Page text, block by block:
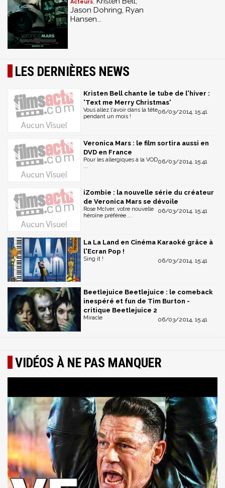
Acteurs
Jason Dohring, Ryan
Hansen...
LES DERNIÈRES NEWS
Kristen Bell chante le tube de l'hiver :
'Text me Merry Christmas'
06/03/2014, 15:41
Vous allez l'avoir dans la tête
pendant un mois !
Veronica Mars : le film sortira aussi en
DVD en France
06/03/2014, 15:41
Pour les allergiques à la VOD
...
iZombie : la nouvelle série du créateur
de Veronica Mars se dévoile
06/03/2014, 15:41
Rose McIver, votre nouvelle
héroïne préférée ...
La La Land en Cinéma Karaoké grâce à
l'Ecran Pop !
06/03/2014, 15:41
Sing it !
Beetlejuice Beetlejuice : le comeback
inespéré et fun de Tim Burton -
critique Beetlejuice 2
06/03/2014, 15:41
Miracle
VIDÉOS À NE PAS MANQUER